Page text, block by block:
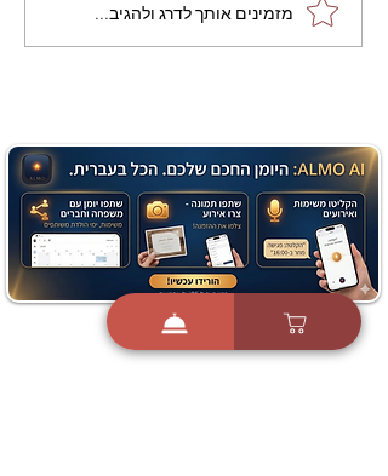
מתכון מנצח עוגת מייפל
שוקולד בחושה וקלה - זיוה
מזמינים אותך לדרג ולהגיב...